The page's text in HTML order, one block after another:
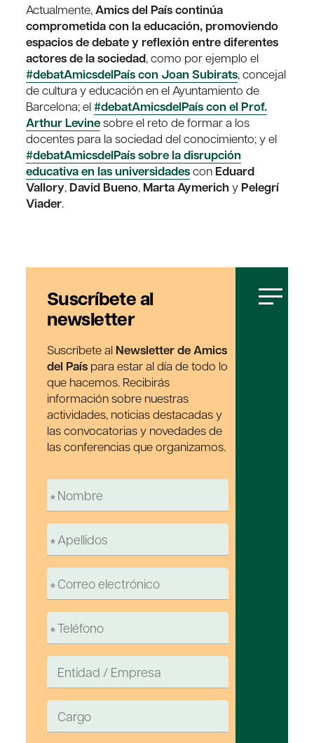
Actualmente,Amics del País continúa
comprometida con la educación, promoviendo
espacios de debate y reflexión entre diferentes
actores de la sociedad, como por ejemplo el
#debatAmicsdelPaís con Joan Subirats, concejal
de cultura y educación en el Ayuntamiento de
Barcelona; el#debatAmicsdelPaís con el Prof.
Arthur Levinesobre el reto de formar a los
docentes para la sociedad del conocimiento; y el
#debatAmicsdelPaís sobre la disrupción
educativa en las universidadescon Eduard
Vallory, David Bueno, Marta Aymerichy Pelegrí
Viader.
Suscríbete al
newsletter
Suscríbete al Newsletter de Amics
del País para estar al día de todo lo
que hacemos. Recibirás
información sobre nuestras
actividades, noticias destacadas y
las convocatorias y novedades de
las conferencias que organizamos.